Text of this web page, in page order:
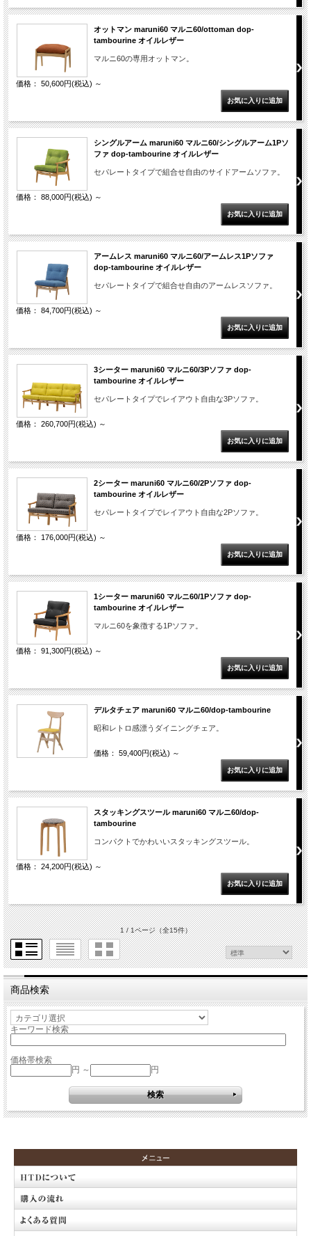
オットマン maruni60 マルニ60/ottoman dop-
tambourine オイルレザー
マルニ60の専用オットマン。
価格： 50,600円(税込) ～
シングルアーム maruni60 マルニ60/シングルアーム1Pソ
ファ dop-tambourine オイルレザー
セパレートタイプで組合せ自由のサイドアームソファ。
価格： 88,000円(税込) ～
アームレス maruni60 マルニ60/アームレス1Pソファ
dop-tambourine オイルレザー
セパレートタイプで組合せ自由のアームレスソファ。
価格： 84,700円(税込) ～
3シーター maruni60 マルニ60/3Pソファ dop-
tambourine オイルレザー
セパレートタイプでレイアウト自由な3Pソファ。
価格： 260,700円(税込) ～
2シーター maruni60 マルニ60/2Pソファ dop-
tambourine オイルレザー
セパレートタイプでレイアウト自由な2Pソファ。
価格： 176,000円(税込) ～
1シーター maruni60 マルニ60/1Pソファ dop-
tambourine オイルレザー
マルニ60を象徴する1Pソファ。
価格： 91,300円(税込) ～
デルタチェア maruni60 マルニ60/dop-tambourine
昭和レトロ感漂うダイニングチェア。
価格： 59,400円(税込) ～
スタッキングスツール maruni60 マルニ60/dop-
tambourine
コンパクトでかわいいスタッキングスツール。
価格： 24,200円(税込) ～
1 / 1ページ（全15件）
商品検索
キーワード検索
価格帯検索
円 ～
円